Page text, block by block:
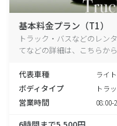
基本料金プラン（T1）
トラック・バスなどのレン
てなどの詳細は、こちらか
代表車種 ライ
ボディタイプ トラ
営業時間 08:00-